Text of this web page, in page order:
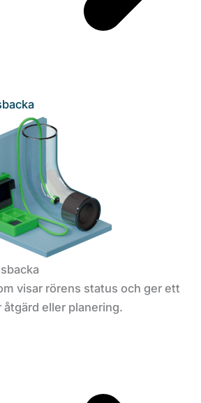
visar rörens status och ger ett
eller planering.